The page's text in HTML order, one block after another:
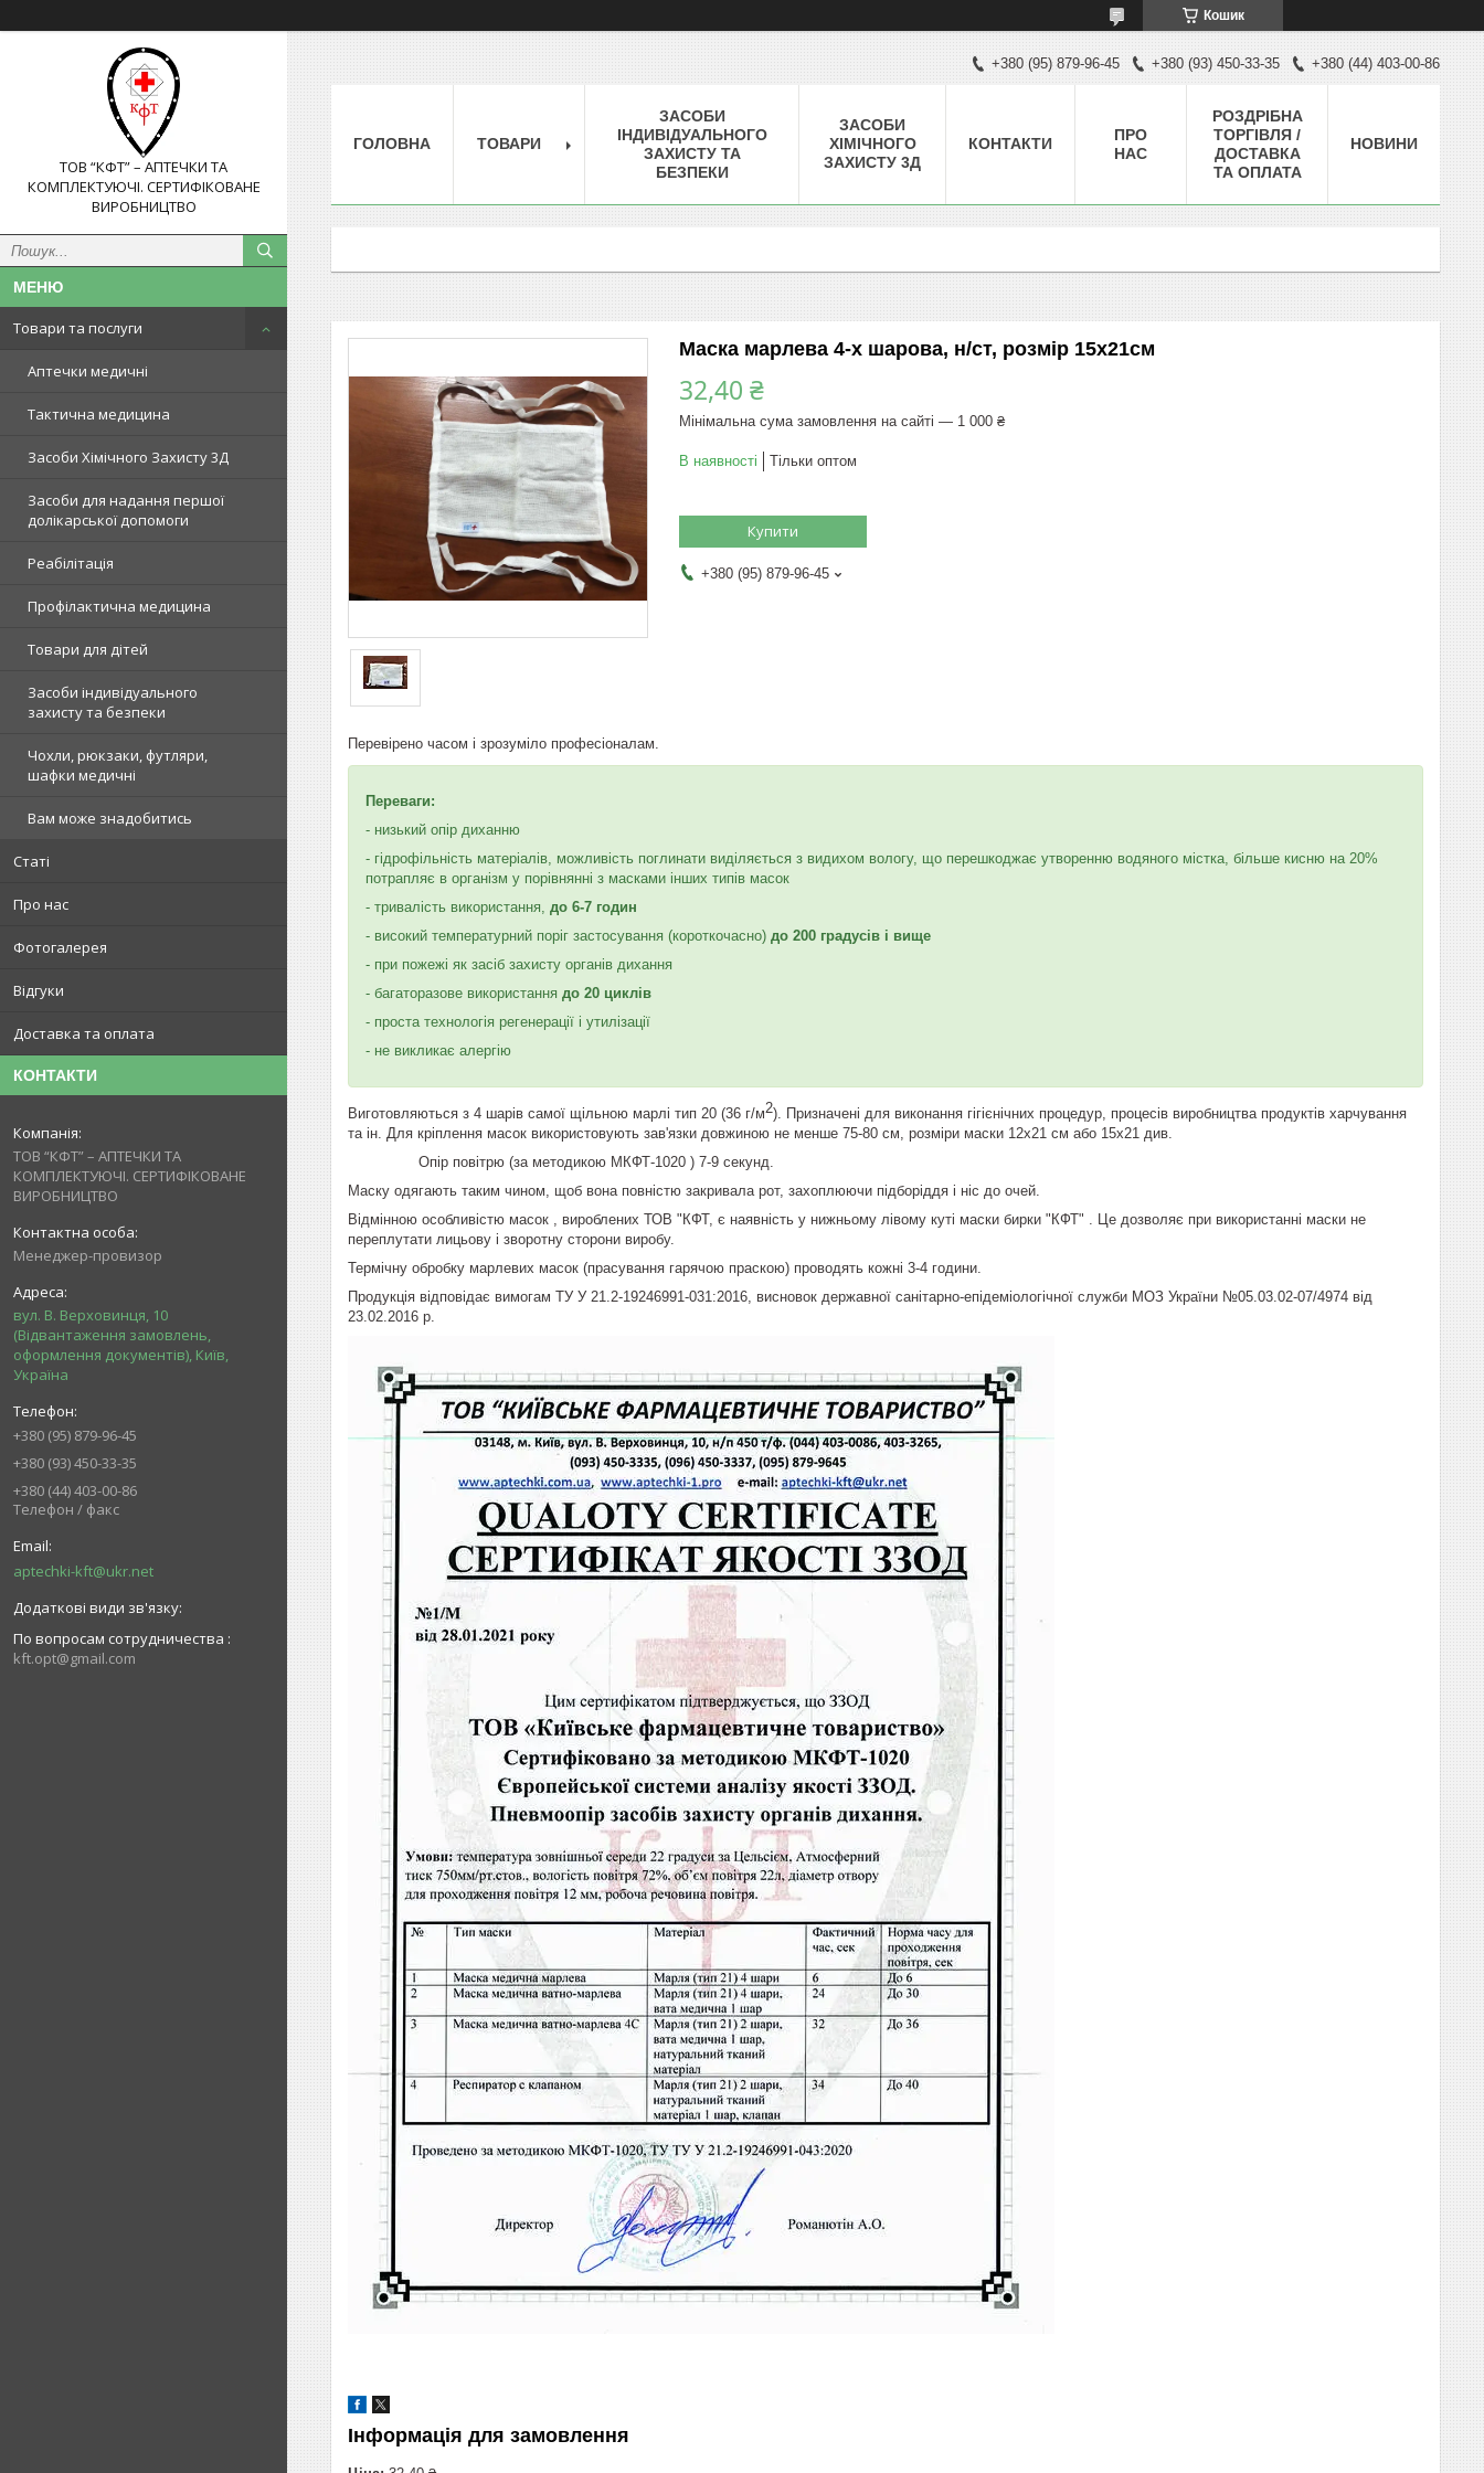
Кошик
ТОВ “КФТ” – АПТЕЧКИ ТА
КОМПЛЕКТУЮЧІ. СЕРТИФІКОВАНЕ
ВИРОБНИЦТВО
Товари та послуги
Аптечки медичні
Тактична медицина
Засоби Хімічного Захисту 3Д
Засоби для надання першої
долікарської допомоги
Реабілітація
Профілактична медицина
Товари для дітей
Засоби індивідуального
захисту та безпеки
Чохли, рюкзаки, футляри,
шафки медичні
Вам може знадобитись
Статі
Про нас
Фотогалерея
Відгуки
Доставка та оплата
КОНТАКТИ
ТОВ “КФТ” – АПТЕЧКИ ТА
КОМПЛЕКТУЮЧІ. СЕРТИФІКОВАНЕ
ВИРОБНИЦТВО
Менеджер-провизор
вул. В. Верховинця, 10
(Відвантаження замовлень,
оформлення документів), Київ,
Україна
+380 (95) 879-96-45
+380 (93) 450-33-35
+380 (44) 403-00-86
Телефон / факс
aptechki-kft@ukr.net
По вопросам сотрудничества
kft.opt@gmail.com
+380 (95) 879-96-45 +380 (93) 450-33-35 +380 (44) 403-00-86
ГОЛОВНА ТОВАРИ
ЗАСОБИ
ІНДИВІДУАЛЬНОГО
ЗАХИСТУ ТА
БЕЗПЕКИ
ЗАСОБИ
ХІМІЧНОГО
ЗАХИСТУ 3Д
КОНТАКТИ
ПРО
НАС
РОЗДРІБНА
ТОРГІВЛЯ /
ДОСТАВКА
ТА ОПЛАТА
НОВИНИ
Маска марлева 4-х шарова, н/ст, розмір 15х21см
32,40 ₴
Мінімальна сума замовлення на сайті — 1 000 ₴
В наявності Тільки оптом
Купити
+380 (95) 879-96-45
Перевірено часом і зрозуміло професіоналам.
Переваги:
- низький опір диханню
- гідрофільність матеріалів, можливість поглинати виділяється з видихом вологу, що перешкоджає утворенню водяного містка, більше кисню на 20%
потрапляє в організм у порівнянні з масками інших типів масок
- тривалість використання, до 6-7 годин
- високий температурний поріг застосування (короткочасно) до 200 градусів і вище
- при пожежі як засіб захисту органів дихання
- багаторазове використання до 20 циклів
- проста технологія регенерації і утилізації
- не викликає алергію
Виготовляються з 4 шарів самої щільною марлі тип 20 (36 г/м2). Призначені для виконання гігієнічних процедур, процесів виробництва продуктів харчування
та ін. Для кріплення масок використовують зав'язки довжиною не менше 75-80 см, розміри маски 12х21 см або 15х21 див.
Опір повітрю (за методикою МКФТ-1020 ) 7-9 секунд.
Маску одягають таким чином, щоб вона повністю закривала рот, захоплюючи підборіддя і ніс до очей.
Відмінною особливістю масок , вироблених ТОВ "КФТ, є наявність у нижньому лівому куті маски бирки "КФТ" . Це дозволяє при використанні маски не
переплутати лицьову і зворотну сторони виробу.
Термічну обробку марлевих масок (прасування гарячою праскою) проводять кожні 3-4 години.
Продукція відповідає вимогам ТУ У 21.2-19246991-031:2016, висновок державної санітарно-епідеміологічної служби МОЗ України №05.03.02-07/4974 від
23.02.2016 р.
Інформація для замовлення